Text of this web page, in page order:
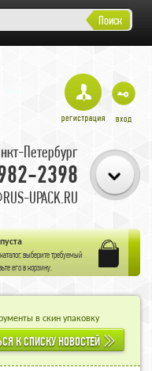
Поиск
Петербург
2398
UPACK.RU
каталог, выберите требуемый
его в корзину.
в скин упаковку
К СПИСКУ НОВОСТЕЙ